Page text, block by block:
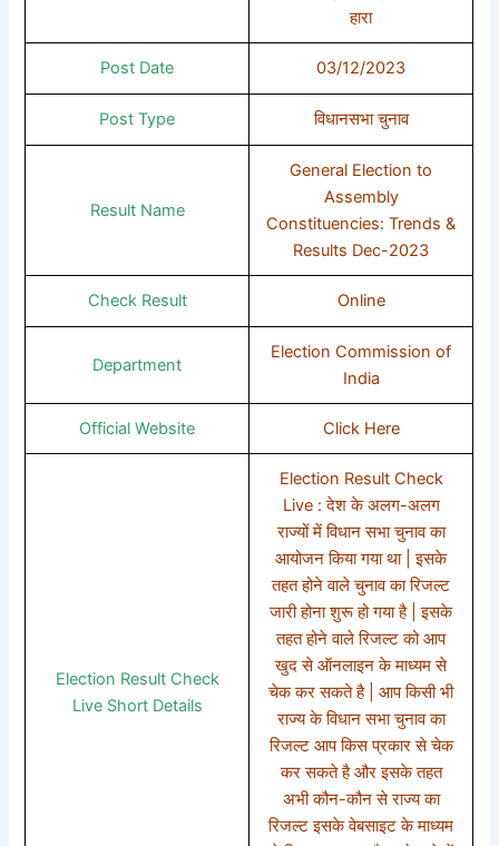
हारा
Post Date 03/12/2023
Post Type विधानसभा चुनाव
Result Name
General Election to
Assembly
Constituencies: Trends &
Results Dec-2023
Check Result Online
Department
Election Commission of
India
Official Website Click Here
Election Result Check
Live Short Details
Election Result Check
Live : देश के अलग-अलग
राज्यों में विधान सभा चुनाव का
आयोजन किया गया था | इसके
तहत होने वाले चुनाव का रिजल्ट
जारी होना शुरू हो गया है | इसके
तहत होने वाले रिजल्ट को आप
खुद से ऑनलाइन के माध्यम से
चेक कर सकते है | आप किसी भी
राज्य के विधान सभा चुनाव का
रिजल्ट आप किस प्रकार से चेक
कर सकते है और इसके तहत
अभी कौन-कौन से राज्य का
रिजल्ट इसके वेबसाइट के माध्यम